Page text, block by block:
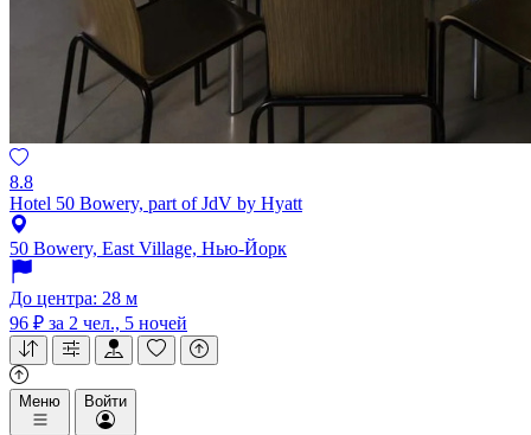
8.8
Hotel 50 Bowery, part of JdV by Hyatt
50 Bowery, East Village, Нью-Йорк
До центра: 28 м
96 ₽ за 2 чел., 5 ночей
Меню Войти